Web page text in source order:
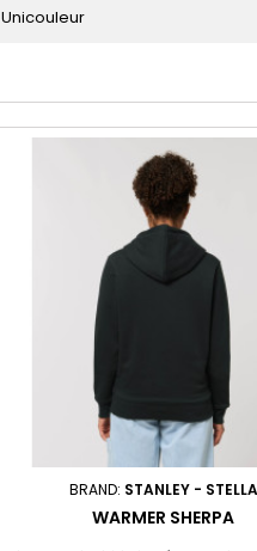
Unicouleur
BRAND: STANLEY - STELLA
WARMER SHERPA